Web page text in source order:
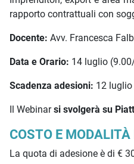
rapporto contrattuali con
Docente: Avv. Francesca
Data e Orario: 14 luglio
Scadenza adesioni: 12 luglio
Il Webinarsi svolgerà su
COSTO E MODALITÀ
La quota di adesione è di €